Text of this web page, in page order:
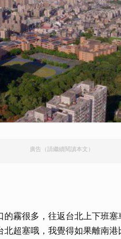
廣告（請繼續閱讀本文）
霧很多，往返台北上下班
超塞哦，我覺得如果離南